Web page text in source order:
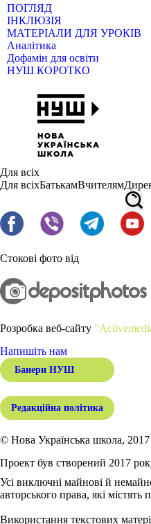
ПОГЛЯД
ІНКЛЮЗІЯ
МАТЕРІАЛИ ДЛЯ УРОКІВ
Аналітика
Дофамін для освіти
НУШ КОРОТКО
Для всіх
Для всіхБатькамВчителям
Стокові фото від
Розробка веб-сайту
Напишіть нам
Банери НУШ
Редакційна політика
© Нова Українська школа, 2017
Проект був створений 2017
Усі виключні майнові й
авторського права, які містять
Використання текстових